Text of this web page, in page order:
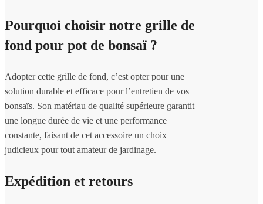
Pourquoi choisir notre grille de
fond pour pot de bonsaï ?
Adopter cette grille de fond, c’est opter pour une
solution durable et efficace pour l’entretien de vos
bonsaïs. Son matériau de qualité supérieure garantit
une longue durée de vie et une performance
constante, faisant de cet accessoire un choix
judicieux pour tout amateur de jardinage.
Expédition et retours